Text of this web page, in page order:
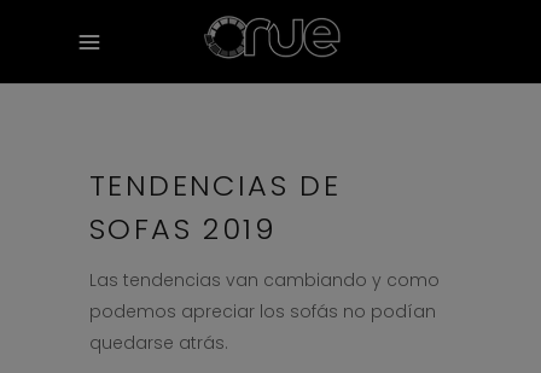
TENDENCIAS DE
SOFAS 2019
Las tendencias van cambiando y como
podemos apreciar los sofás no podían
quedarse atrás.